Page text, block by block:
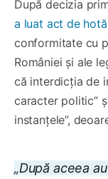
După decizia
a luat act de
conformitate cu
României și ale
că interdicția de
caracter politic”
instanțele”,
„După aceea